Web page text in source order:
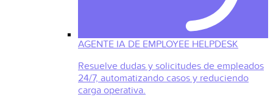
AGENTE IA DE EMPLOYEE HELPDESK
Resuelve dudas y solicitudes de empleados
24/7, automatizando casos y reduciendo
carga operativa.